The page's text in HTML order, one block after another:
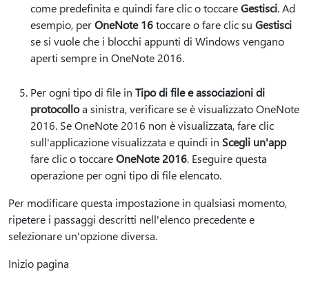
come predefinita e quindi fare clic o toccareGestisci. Ad
esempio, perOneNote 16toccare o fare clic su Gestisci
se si vuole che i blocchi appunti di Windows vengano
aperti sempre in OneNote 2016.
Per ogni tipo di file in Tipo di file e associazioni di
protocolloa sinistra, verificare se è visualizzato OneNote
2016. Se OneNote 2016 non è visualizzata, fare clic
sull'applicazione visualizzata e quindi in Scegli un'app
fare clic o toccareOneNote 2016. Eseguire questa
operazione per ogni tipo di file elencato.
Per modificare questa impostazione in qualsiasi momento,
ripetere i passaggi descritti nell'elenco precedente e
selezionare un'opzione diversa.
Inizio pagina